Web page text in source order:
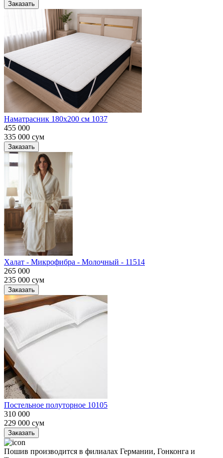
Заказать
Наматрасник 180х200 см 1037
455 000
335 000 сум
Заказать
Халат - Микрофибра - Молочный - 11514
265 000
235 000 сум
Заказать
Постельное полуторное 10105
310 000
229 000 сум
Заказать
Пошив производится в филиалах Германии, Гонконга и